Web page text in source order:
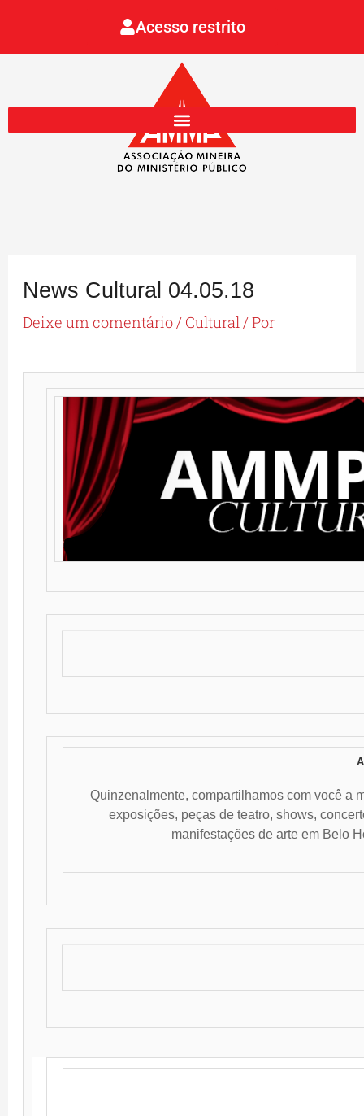
Acesso restrito
News Cultural 04.05.18
Deixe um comentário/ Cultural/ Por
Quinzenalmente, compartilhamos com você a
exposições, peças de teatro, shows,
manifestações de arte em Belo